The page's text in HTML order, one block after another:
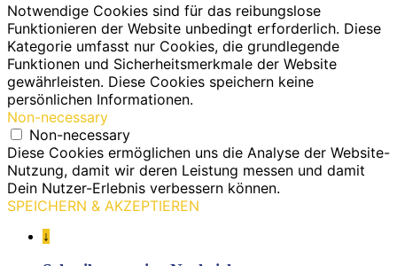
Notwendige Cookies sind für das reibungslose
Funktionieren der Website unbedingt erforderlich. Diese
Kategorie umfasst nur Cookies, die grundlegende
Funktionen und Sicherheitsmerkmale der Website
gewährleisten. Diese Cookies speichern keine
persönlichen Informationen.
Non-necessary
Non-necessary
Diese Cookies ermöglichen uns die Analyse der Website-
Nutzung, damit wir deren Leistung messen und damit
Dein Nutzer-Erlebnis verbessern können.
SPEICHERN & AKZEPTIEREN
↓